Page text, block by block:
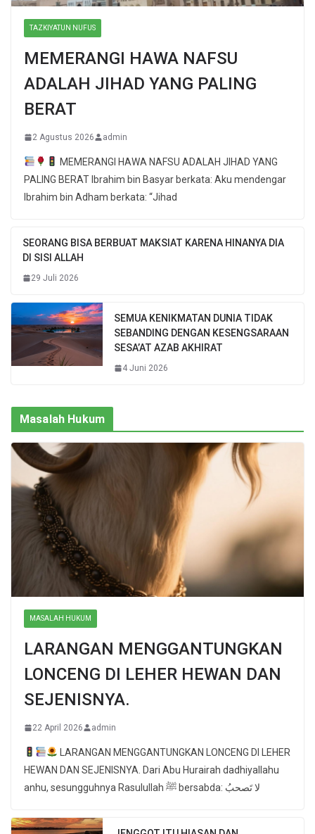
TAZKIYATUN NUFUS
MEMERANGI HAWA NAFSU
ADALAH JIHAD YANG PALING
BERAT
2 Agustus 2026 admin
MEMERANGI HAWA NAFSU ADALAH JIHAD YANG
PALING BERAT Ibrahim bin Basyar berkata: Aku mendengar
Ibrahim bin Adham berkata: “Jihad
SEORANG BISA BERBUAT MAKSIAT KARENA HINANYA DIA
DI SISI ALLAH
29 Juli 2026
SEMUA KENIKMATAN DUNIA TIDAK
SEBANDING DENGAN KESENGSARAAN
SESA’AT AZAB AKHIRAT
4 Juni 2026
Masalah Hukum
MASALAH HUKUM
LARANGAN MENGGANTUNGKAN
LONCENG DI LEHER HEWAN DAN
SEJENISNYA.
22 April 2026 admin
LARANGAN MENGGANTUNGKAN LONCENG DI LEHER
HEWAN DAN SEJENISNYA. Dari Abu Hurairah dadhiyallahu
anhu, sesungguhnya Rasulullah ﷺ bersabda: لا تَصحبُ